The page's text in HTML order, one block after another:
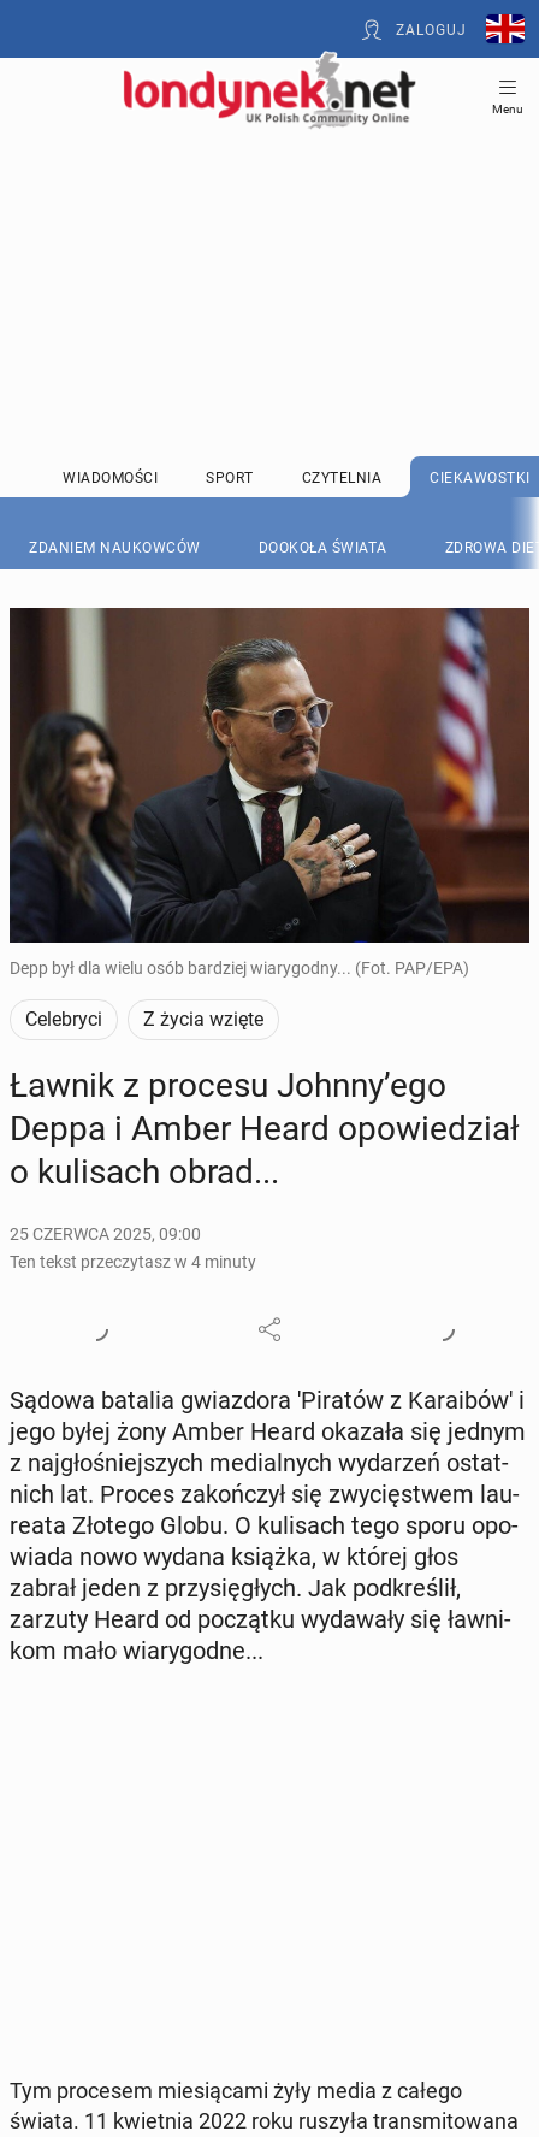
ZALOGUJ
Menu
WIADOMOŚCI SPORT CZYTELNIA CIEKAWOSTKI
ZDANIEM NAUKOWCÓW DOOKOŁA ŚWIATA ZDROWA
Depp był dla wielu osób bardziej wiarygodny... (Fot. PAP/EPA)
Celebryci Z życia wzięte
Ławnik z procesu Johnny’ego
Deppa i Amber Heard opo­wie­dział
o ku­li­sach obrad...
25 CZERWCA 2025, 09:00
Ten tekst przeczytasz w 4 minuty
Sądowa batalia gwiaz­do­ra 'Pi­ra­tów z Ka­ra­ibó­w' i
jego byłej żony Amber Heard okazała się jednym
z naj­gło­śniej­szych me­dial­nych wy­da­rzeń ostat­
nich lat. Proces za­koń­czył się zwy­cię­stwem lau­
re­ata Złotego Globu. O ku­li­sach tego sporu opo­
wia­da nowo wydana książka, w której głos
zabrał jeden z przy­się­głych. Jak pod­kre­ślił,
zarzuty Heard od po­cząt­ku wy­da­wa­ły się ław­ni­
kom mało wia­ry­god­ne...
Tym pro­ce­sem mie­sią­ca­mi żyły media z całego
świata. 11 kwiet­nia 2022 roku ruszyła trans­mi­to­wa­na